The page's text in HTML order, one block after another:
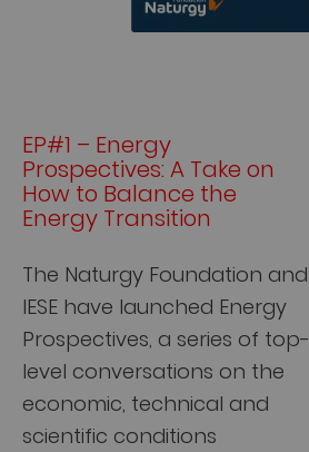
EP#1 – Energy
Prospectives: A Take on
How to Balance the
Energy Transition
The Naturgy Foundation and
IESE have launched Energy
Prospectives, a series of top-
level conversations on the
economic, technical and
scientific conditions